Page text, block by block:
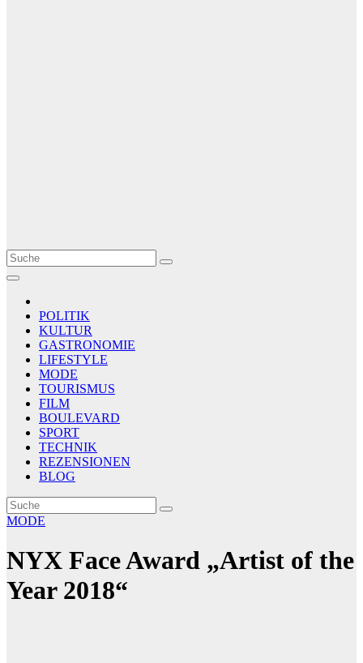
Le Matin
AGENCE DE PRESSE
POLITIK
KULTUR
GASTRONOMIE
LIFESTYLE
MODE
TOURISMUS
FILM
BOULEVARD
SPORT
TECHNIK
REZENSIONEN
BLOG
MODE
NYX Face Award „Artist of the
Year 2018“